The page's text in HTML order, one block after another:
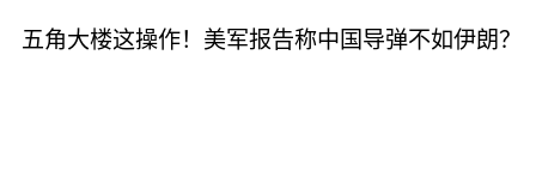
五角大楼这操作！美军报告称中国导弹不如伊朗？